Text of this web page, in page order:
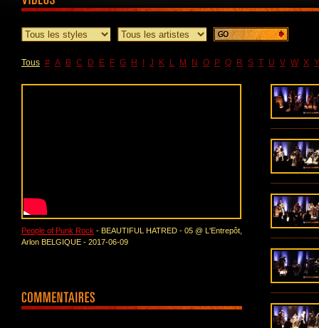
Tous # A B C D E F G H J K L M N O P Q R S T U V W X Y
People of Punk Rock - BEAUTIFUL HATRED - 05 @ L'Entrepôt,
Arlon BELGIQUE - 2017-06-09